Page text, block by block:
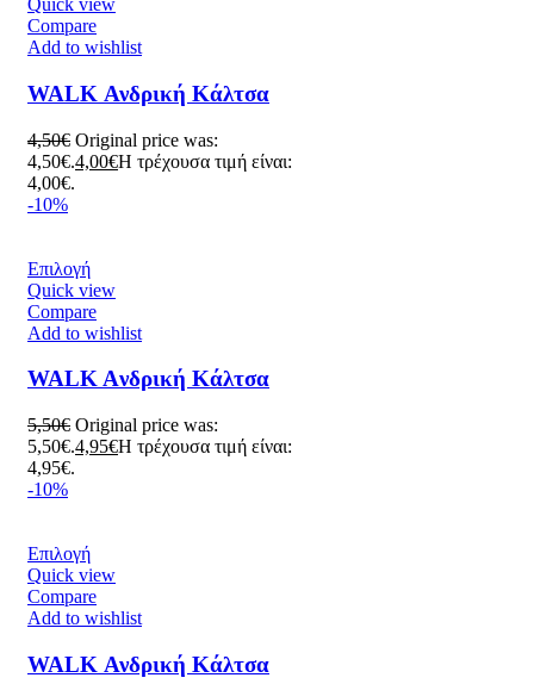
Quick view
Compare
Add to wishlist
WALK Ανδρική Κάλτσα
4,50€ Original price was:
4,50€.4,00€Η τρέχουσα τιμή είναι:
4,00€.
-10%
Επιλογή
Quick view
Compare
Add to wishlist
WALK Aνδρική Κάλτσα
5,50€ Original price was:
5,50€.4,95€Η τρέχουσα τιμή είναι:
4,95€.
-10%
Επιλογή
Quick view
Compare
Add to wishlist
WALK Ανδρική Κάλτσα